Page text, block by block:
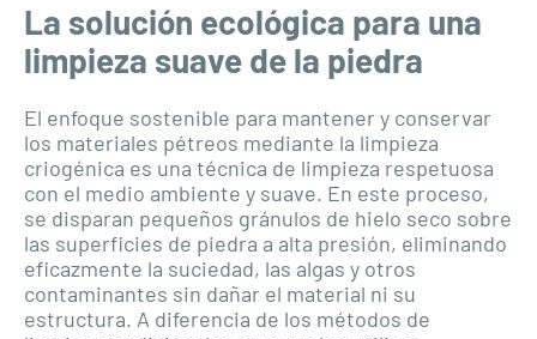
La solución ecológica para una
limpieza suave de la piedra
El enfoque sostenible para mantener y conservar
los materiales pétreos mediante la limpieza
criogénica es una técnica de limpieza respetuosa
con el medio ambiente y suave. En este proceso,
se disparan pequeños gránulos de hielo seco sobre
las superficies de piedra a alta presión, eliminando
eficazmente la suciedad, las algas y otros
contaminantes sin dañar el material ni su
estructura. A diferencia de los métodos de